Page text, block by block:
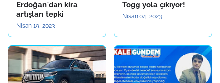
Erdoğan`dan kira
artışları tepki
Nisan 19, 2023
Togg yola çıkıyor!
Nisan 04, 2023